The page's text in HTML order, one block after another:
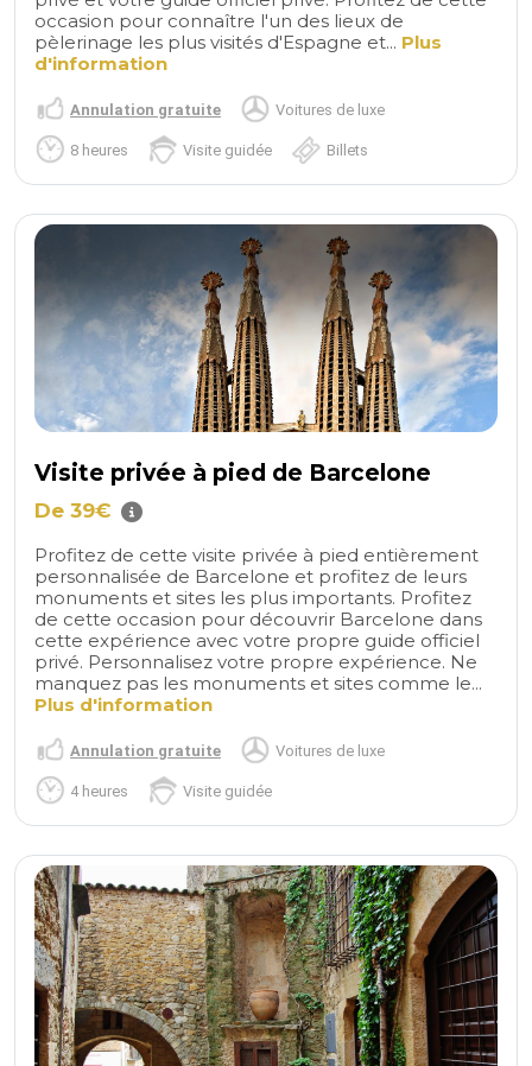
occasion pour connaître l'un des lieux de
pèlerinage les plus visités d'Espagne et... Plus
d'information
Annulation gratuite Voitures de luxe
8 heures Visite guidée Billets
Visite privée à pied de Barcelone
De 39€
Profitez de cette visite privée à pied entièrement
personnalisée de Barcelone et profitez de leurs
monuments et sites les plus importants. Profitez
de cette occasion pour découvrir Barcelone dans
cette expérience avec votre propre guide officiel
privé. Personnalisez votre propre expérience. Ne
manquez pas les monuments et sites comme le...
Plus d'information
Annulation gratuite Voitures de luxe
4 heures Visite guidée